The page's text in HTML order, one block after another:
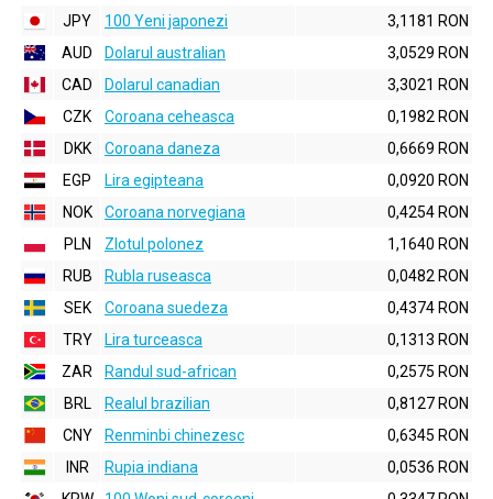
JPY
100 Yeni japonezi
3,1181 RON
AUD
Dolarul australian
3,0529 RON
CAD
Dolarul canadian
3,3021 RON
CZK
Coroana ceheasca
0,1982 RON
DKK
Coroana daneza
0,6669 RON
EGP
Lira egipteana
0,0920 RON
NOK
Coroana norvegiana
0,4254 RON
PLN
Zlotul polonez
1,1640 RON
RUB
Rubla ruseasca
0,0482 RON
SEK
Coroana suedeza
0,4374 RON
TRY
Lira turceasca
0,1313 RON
ZAR
Randul sud-african
0,2575 RON
BRL
Realul brazilian
0,8127 RON
CNY
Renminbi chinezesc
0,6345 RON
INR
Rupia indiana
0,0536 RON